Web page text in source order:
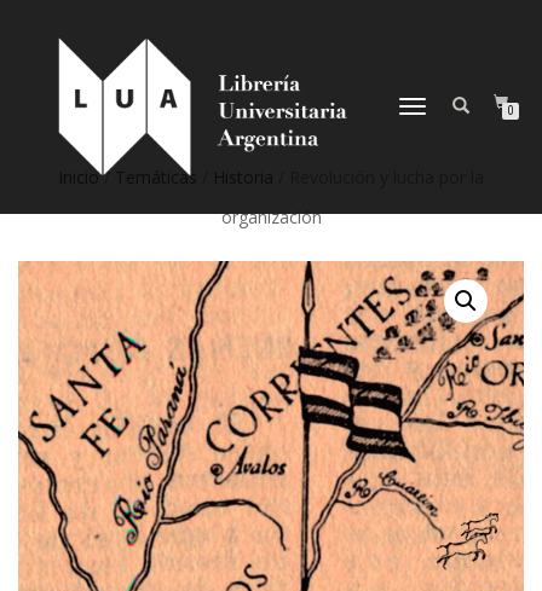
NAVEGACIÓN
0
Inicio/ Temáticas
organización